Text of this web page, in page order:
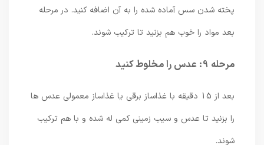
پخته شدن سس آماده شده را به آن اضافه کنید. در مرحله
بعد مواد را خوب هم بزنید تا ترکیب شوند.
مرحله 9: عدس را مخلوط کنید
بعد از 15 دقیقه با غذاساز برقی یا غذاساز معمولی عدس ها
را بزنید تا عدس و سیب زمینی کمی له شده و با هم ترکیب